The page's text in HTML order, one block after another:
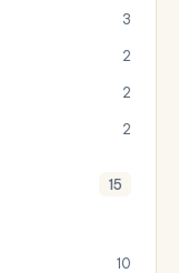
3
2
2
2
15
10